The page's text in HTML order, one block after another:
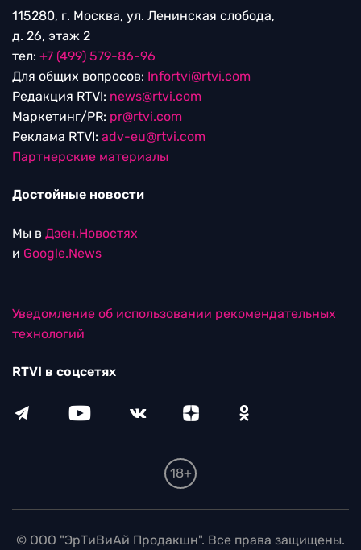
115280, г. Москва, ул. Ленинская слобода,
д. 26, этаж 2
тел: +7 (499) 579-86-96
Для общих вопросов: Infortvi@rtvi.com
Редакция RTVI: news@rtvi.com
Маркетинг/PR: pr@rtvi.com
Реклама RTVI: adv-eu@rtvi.com
Партнерские материалы
Достойные новости
Мы в Дзен.Новостях
и Google.News
Уведомление об использовании рекомендательных
технологий
RTVI в соцсетях
18+
© ООО "ЭрТиВиАй Продакшн". Все права защищены.